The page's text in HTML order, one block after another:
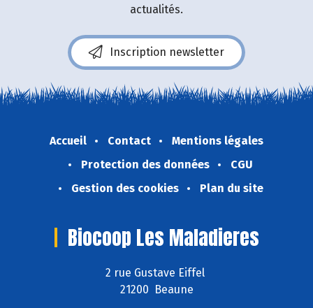
actualités.
Inscription newsletter
Accueil Contact
Mentions légales
Protection des données
CGU
Gestion des cookies
Plan du site
Biocoop Les Maladieres
2 rue Gustave Eiffel
21200 Beaune